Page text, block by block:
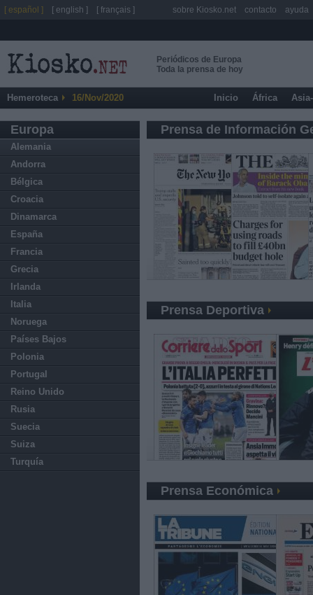
Periódicos de Europa
Toda la prensa de hoy
Hemeroteca 16/Nov/2020 Inicio África
Europa
Alemania
Andorra
Bélgica
Croacia
Dinamarca
España
Francia
Grecia
Irlanda
Italia
Noruega
Países Bajos
Polonia
Portugal
Reino Unido
Rusia
Suecia
Suiza
Turquía
Prensa de Información
Prensa Deportiva
Prensa Económica
[ español ] [ english ] [ français ] sobre Kiosko.net contacto ayuda